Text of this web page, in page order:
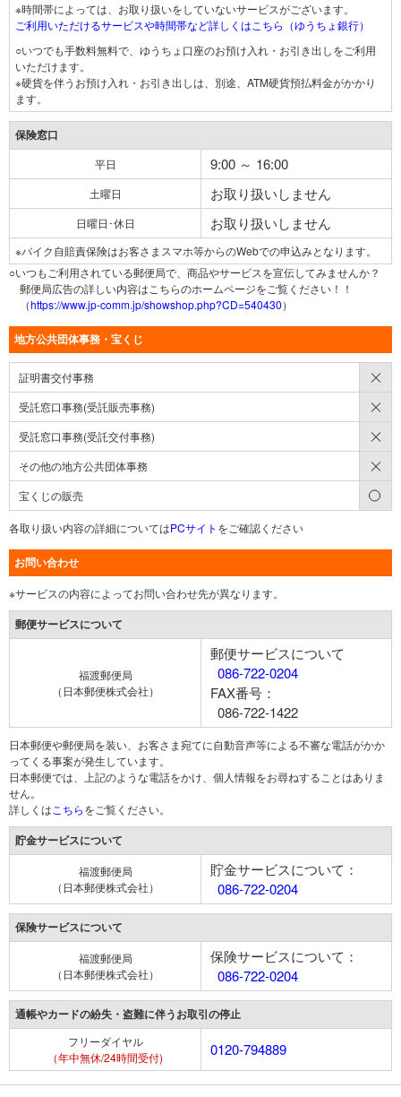
※時間帯によっては、お取り扱いをしていないサービスがございます。
ご利用いただけるサービスや時間帯など詳しくはこちら（ゆうちょ銀行）
○いつでも手数料無料で、ゆうちょ口座のお預け入れ・お引き出しをご利用
いただけます。
※硬貨を伴うお預け入れ・お引き出しは、別途、ATM硬貨預払料金がかかり
ます。
保険窓口
平日 9:00 ～ 16:00
土曜日 お取り扱いしません
日曜日･休日 お取り扱いしません
※バイク自賠責保険はお客さまスマホ等からのWebでの申込みとなります。
○いつもご利用されている郵便局で、商品やサービスを宣伝してみませんか？
郵便局広告の詳しい内容はこちらのホームページをご覧ください！！
（https://www.jp-comm.jp/showshop.php?CD=540430）
地方公共団体事務・宝くじ
証明書交付事務
受託窓口事務(受託販売事務)
受託窓口事務(受託交付事務)
その他の地方公共団体事務
宝くじの販売
各取り扱い内容の詳細についてはPCサイト をご確認ください
お問い合わせ
※サービスの内容によってお問い合わせ先が異なります。
郵便サービスについて
福渡郵便局
（日本郵便株式会社）
郵便サービスについて
086-722-0204
FAX番号：
086-722-1422
日本郵便や郵便局を装い、お客さま宛てに自動音声等による不審な電話がかか
ってくる事案が発生しています。
日本郵便では、上記のような電話をかけ、個人情報をお尋ねすることはありま
せん。
詳しくは こちらをご覧ください。
貯金サービスについて
福渡郵便局
（日本郵便株式会社）
貯金サービスについて：
086-722-0204
保険サービスについて
福渡郵便局
（日本郵便株式会社）
保険サービスについて：
086-722-0204
通帳やカードの紛失・盗難に伴うお取引の停止
フリーダイヤル
（年中無休/24時間受付)
0120-794889